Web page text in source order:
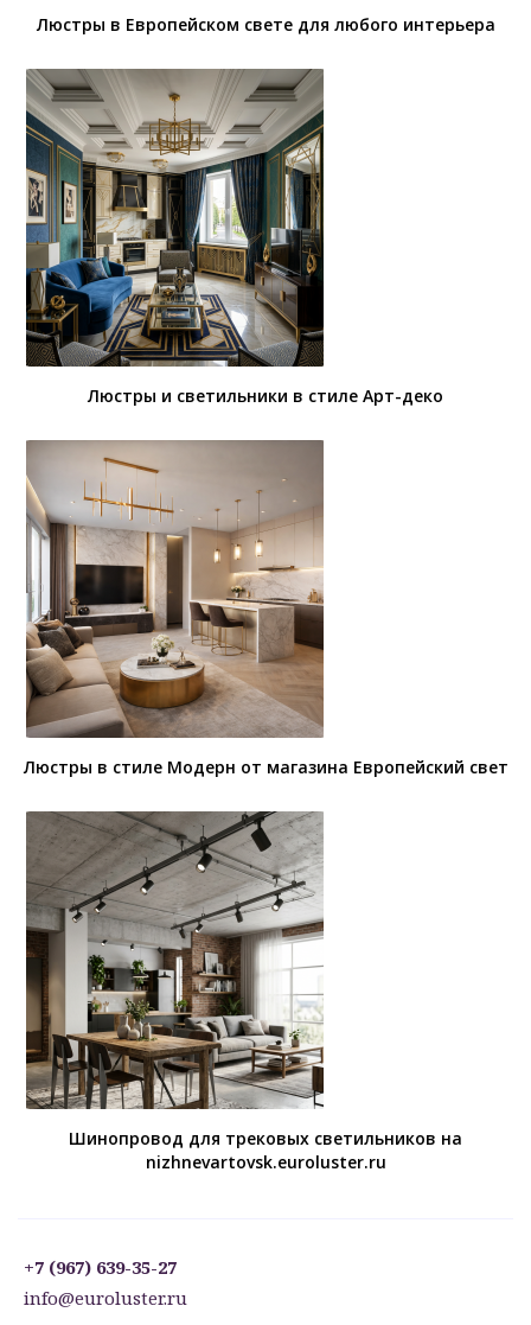
Люстры в Европейском свете для любого интерьера
Люстры и светильники в стиле Арт-деко
Люстры в стиле Модерн от магазина Европейский свет
Шинопровод для трековых светильников на
nizhnevartovsk.euroluster.ru
+7 (967) 639-35-27
info@euroluster.ru